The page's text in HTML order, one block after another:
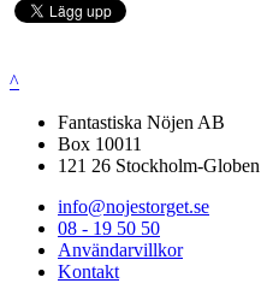
^
Fantastiska Nöjen AB
Box 10011
121 26 Stockholm-Globen
info@nojestorget.se
08 - 19 50 50
Användarvillkor
Kontakt